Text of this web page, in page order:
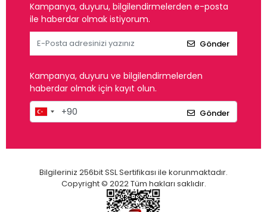
Kampanya, duyuru, bilgilendirmelerden e-posta
ile haberdar olmak istiyorum.
Gönder
Kampanya, duyuru ve bilgilendirmelerden
haberdar olmak için kayıt olun.
Gönder
Bilgileriniz 256bit SSL Sertifikası ile korunmaktadır.
Copyright © 2022 Tüm hakları saklıdır.